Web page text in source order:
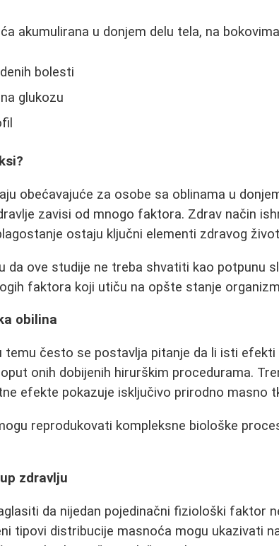
akumulirana u donjem delu tela, na
bolesti
glukozu
obećavajuće za osobe sa oblinama u
zavisi od mnogo faktora. Zdrav način
ostaju ključni elementi zdravog
da ove studije ne treba shvatiti kao potpunu
faktora koji utiču na opšte stanje
obilina
temu često se postavlja pitanje da li isti
onih dobijenih hirurškim procedurama.
efekte pokazuje isključivo prirodno masno
reprodukovati kompleksne biološke
zdravlju
da nijedan pojedinačni fiziološki faktor
tipovi distribucije masnoća mogu ukazivati